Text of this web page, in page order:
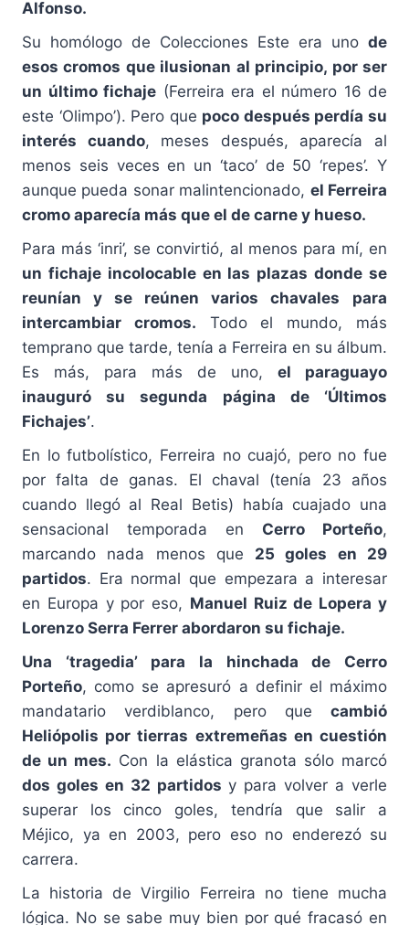
Alfonso.
Su homólogo de Colecciones Este era uno de
esos cromos que ilusionan al principio, por ser
un último fichaje (Ferreira era el número 16 de
este ‘Olimpo’). Pero que poco después perdía su
interés cuando, meses después, aparecía al
menos seis veces en un ‘taco’ de 50 ‘repes’. Y
aunque pueda sonar malintencionado, el Ferreira
cromo aparecía más que el de carne y hueso.
Para más ‘inri’, se convirtió, al menos para mí, en
un fichaje incolocable en las plazas donde se
reunían y se reúnen varios chavales
para
intercambiar cromos. Todo el mundo, más
temprano que tarde, tenía a Ferreira en su álbum.
Es más, para más de uno, el paraguayo
inauguró su segunda página de ‘Últimos
Fichajes’.
En lo futbolístico, Ferreira no cuajó, pero no fue
por falta de ganas. El chaval (tenía 23 años
cuando llegó al Real Betis) había cuajado una
sensacional temporada en Cerro Porteño,
marcando nada menos que 25 goles en 29
partidos. Era normal que empezara a interesar
en Europa y por eso, Manuel Ruiz de Lopera y
Lorenzo Serra Ferrer abordaron su fichaje.
Una ‘tragedia’ para la hinchada de Cerro
Porteño, como se apresuró a definir el máximo
mandatario verdiblanco, pero que cambió
Heliópolis por tierras extremeñas en cuestión
de un mes. Con la elástica granota sólo marcó
dos goles en 32 partidos y para volver a verle
superar los cinco goles, tendría que salir a
Méjico, ya en 2003, pero eso no enderezó su
carrera.
La historia de Virgilio Ferreira no tiene mucha
lógica. No se sabe muy bien por qué fracasó en